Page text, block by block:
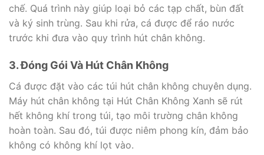
chế. Quá trình này giúp loại bỏ các tạp chất, bùn đất
và ký sinh trùng. Sau khi rửa, cá được để ráo nước
trước khi đưa vào quy trình hút chân không.
3. Đóng Gói Và Hút Chân Không
Cá được đặt vào các túi hút chân không chuyên dụng.
Máy hút chân không tại Hút Chân Không Xanh sẽ rút
hết không khí trong túi, tạo môi trường chân không
hoàn toàn. Sau đó, túi được niêm phong kín, đảm bảo
không có không khí lọt vào.